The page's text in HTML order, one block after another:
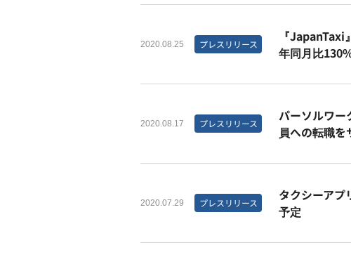
2020.08.25 プレスリリース
『
年同月比
2020.08.17 プレスリリース
パーソルワ
員への転職
2020.07.29 プレスリリース
タクシーアプ
予定